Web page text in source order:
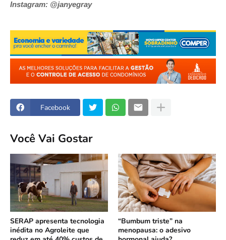
Instagram: @janyegray
Facebook
Você Vai Gostar
SERAP apresenta tecnologia
inédita no Agroleite que
“Bumbum triste” na
menopausa: o adesivo